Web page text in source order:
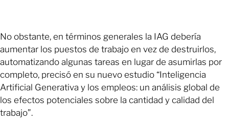
No obstante, en términos generales la IAG debería
aumentar los puestos de trabajo en vez de destruirlos,
automatizando algunas tareas en lugar de asumirlas por
completo, precisó en su nuevo estudio “Inteligencia
Artificial Generativa y los empleos: un análisis global de
los efectos potenciales sobre la cantidad y calidad del
trabajo”.